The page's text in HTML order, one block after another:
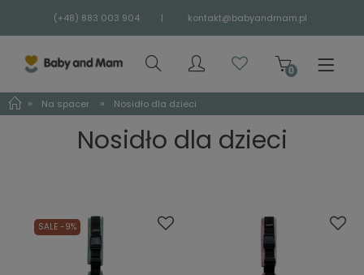
(+48) 883 003 904 | kontakt@babyandmam.pl
» Na spacer » Nosidło dla dzieci
Nosidło dla dzieci
SALE -9%